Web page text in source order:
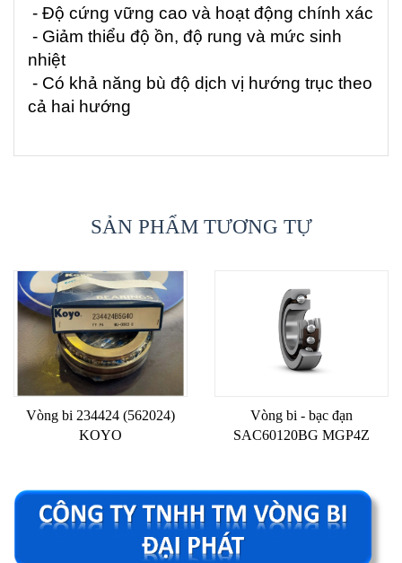
- Độ cứng vững cao và hoạt động chính xác
- Giảm thiểu độ ồn, độ rung và mức sinh
nhiệt
- Có khả năng bù độ dịch vị hướng trục theo
cả hai hướng
SẢN PHẨM TƯƠNG TỰ
Vòng bi 234424 (562024)
KOYO
Vòng bi - bạc đạn
SAC60120BG MGP4Z